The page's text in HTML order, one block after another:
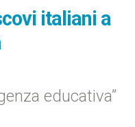
italiani a
educativa”